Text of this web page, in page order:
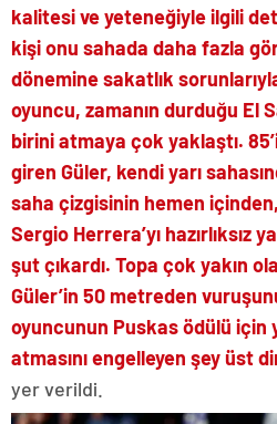
kalitesi ve yeteneğiyle ilgili
kişi onu sahada daha fazla
dönemine sakatlık
oyuncu, zamanın durduğu El
birini atmaya çok yaklaştı.
giren Güler, kendi yarı
saha çizgisinin hemen
Sergio Herrera’yı hazırlıksız
şut çıkardı. Topa çok yakın
Güler’in 50 metreden
oyuncunun Puskas ödülü için
atmasını engelleyen şey üst
yer verildi.